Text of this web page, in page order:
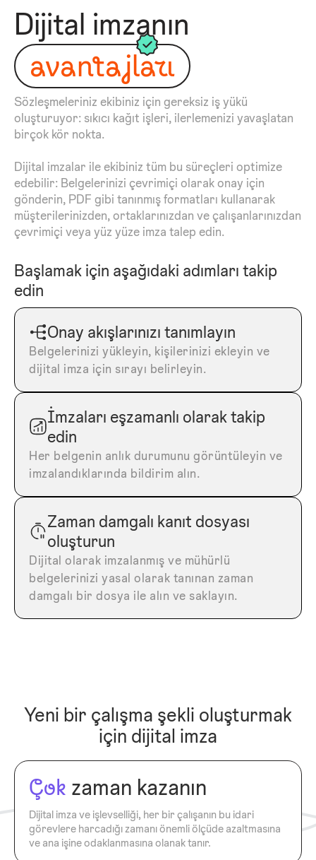
Dijital imzanın
avantajları
Sözleşmeleriniz ekibiniz için gereksiz iş yükü
oluşturuyor: sıkıcı kağıt işleri, ilerlemenizi yavaşlatan
birçok kör nokta.
Dijital imzalar ile ekibiniz tüm bu süreçleri optimize
edebilir: Belgelerinizi çevrimiçi olarak onay için
gönderin, PDF gibi tanınmış formatları kullanarak
müşterilerinizden, ortaklarınızdan ve çalışanlarınızdan
çevrimiçi veya yüz yüze imza talep edin.
Başlamak için aşağıdaki adımları takip
edin
Onay akışlarınızı tanımlayın
Belgelerinizi yükleyin, kişilerinizi ekleyin ve
dijital imza için sırayı belirleyin.
İmzaları eşzamanlı olarak takip
edin
Her belgenin anlık durumunu görüntüleyin ve
imzalandıklarında bildirim alın.
Zaman damgalı kanıt dosyası
oluşturun
Dijital olarak imzalanmış ve mühürlü
belgelerinizi yasal olarak tanınan zaman
damgalı bir dosya ile alın ve saklayın.
Yeni bir çalışma şekli oluşturmak
için dijital imza
Çok zaman kazanın
Dijital imza ve işlevselliği, her bir çalışanın bu idari
görevlere harcadığı zamanı önemli ölçüde azaltmasına
ve ana işine odaklanmasına olanak tanır.